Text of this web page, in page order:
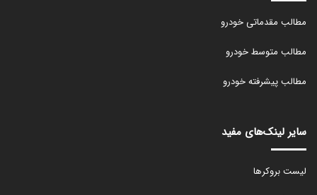
مطالب مقدماتی خودرو
مطالب متوسط خودرو
مطالب پیشرفته خودرو
سایر لینک‌های مفید
لیست بروکرها